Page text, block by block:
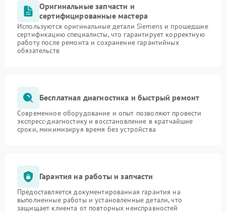
Оригинальные запчасти и
сертифицированные мастера
Используются оригинальные детали Siemens и прошедшие
сертификацию специалисты, что гарантирует корректную
работу после ремонта и сохранение гарантийных
обязательств
Бесплатная диагностика и быстрый ремонт
Современное оборудование и опыт позволяют провести
экспресс-диагностику и восстановление в кратчайшие
сроки, минимизируя время без устройства
Гарантия на работы и запчасти
Предоставляется документированная гарантия на
выполненные работы и установленные детали, что
защищает клиента от повторных неисправностей